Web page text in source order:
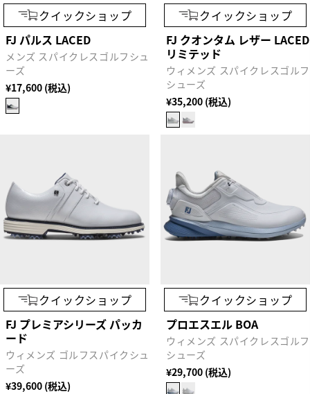
クイックショップ
FJ パルス LACED
メンズ スパイクレスゴルフシュ
ーズ
¥17,600 (税込)
クイックショップ
FJ クオンタム レザー LACED
リミテッド
ウィメンズ スパイクレスゴルフ
シューズ
¥35,200 (税込)
クイックショップ
FJ プレミアシリーズ パッカ
ード
ウィメンズ ゴルフスパイクシュ
ーズ
¥39,600 (税込)
クイックショップ
プロエスエル BOA
ウィメンズ スパイクレスゴルフ
シューズ
¥29,700 (税込)